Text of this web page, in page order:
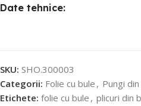
Date tehnice:
SKU: SHO.300003
Categorii: Folie cu bule , Pungi
Etichete: folie cu bule , plicuri din